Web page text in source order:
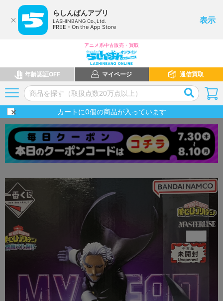
らしんばんアプリ
LASHINBANG Co.,Ltd.
FREE - On the App Store
表示
アニメ系中古販売・買取
年齢認証OFF マイページ 通信買取
カートに0個の商品が入っています